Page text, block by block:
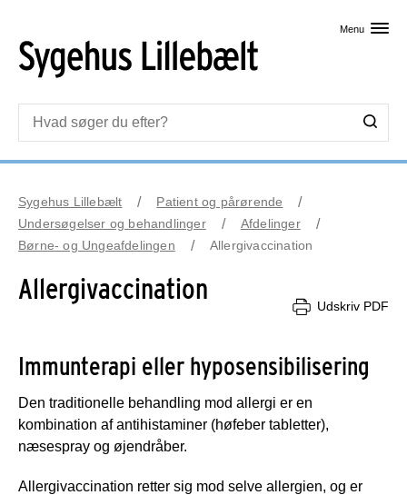
Menu
Sygehus Lillebælt
Patient og pårørende
Undersøgelser og behandlinger
Afdelinger
Børne- og Ungeafdelingen
Allergivaccination
Allergivaccination
Udskriv PDF
Immunterapi eller hyposensibilisering
Den traditionelle behandling mod allergi er en
kombination af antihistaminer (høfeber tabletter),
næsespray og øjendråber.
Allergivaccination retter sig mod selve allergien, og er